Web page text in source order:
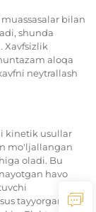
bilan
shunda
Xavfsizlik
aloqa
neytrallash
kinetik usullar
mo'ljallangan
oladi. Bu
havo
tayyorgarlik